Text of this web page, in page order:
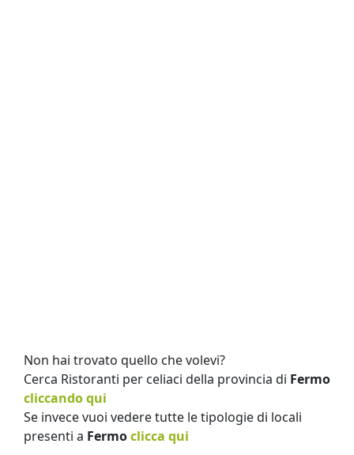
Non hai trovato quello che volevi?
Cerca Ristoranti per celiaci della provincia di Fermo
cliccando qui
Se invece vuoi vedere tutte le tipologie di locali
presenti a Fermoclicca qui